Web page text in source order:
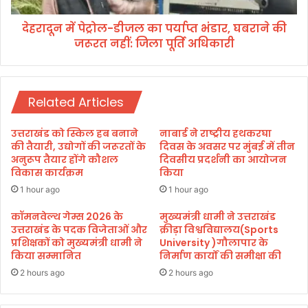
ल
मा
न
,
र
म
ह
त्व
र्ण
प्र
स्ता
व
हों
ल
र्या
प्त
भं
डा
र
,
ब
रा
ने
की
ज
देहरादून में पेट्रोल-डीजल का पर्याप्त भंडार, घबराने की
जरूरत नहीं: जिला पूर्ति अधिकारी
Related Articles
उत्तराखंड को स्किल हब बनाने
की तैयारी, उद्योगों की जरूरतों के
अनुरूप तैयार होंगे कौशल
विकास कार्यक्रम
1 hour ago
नाबार्ड ने राष्ट्रीय हथकरघा
दिवस के अवसर पर मुंबई में तीन
दिवसीय प्रदर्शनी का आयोजन
किया
1 hour ago
कॉमनवेल्थ गेम्स 2026 के
उत्तराखंड के पदक विजेताओं और
प्रशिक्षकों को मुख्यमंत्री धामी ने
किया सम्मानित
2 hours ago
मुख्यमंत्री धामी ने उत्तराखंड
क्रीड़ा विश्वविद्यालय(Sports
University )गौलापार के
निर्माण कार्यों की समीक्षा की
2 hours ago